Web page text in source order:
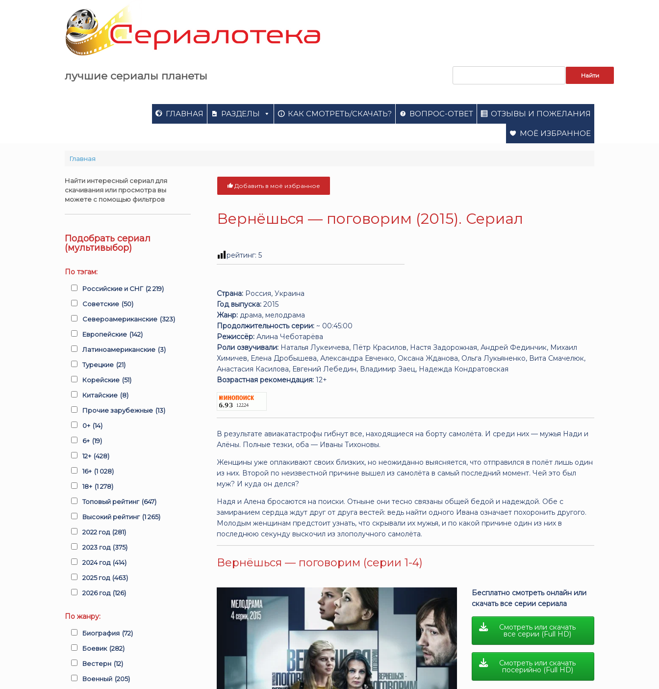
лучшие сериалы планеты
ГЛАВНАЯ РАЗДЕЛЫ КАК СМОТРЕТЬ/СКАЧАТЬ? ВОПРОС-ОТВЕТ ОТЗЫВЫ И ПОЖЕЛАНИЯ
МОЁ ИЗБРАННОЕ
Главная
Добавить в моё избранное
Вернёшься — поговорим (2015). Сериал
рейтинг:5
Страна: Россия, Украина
Год выпуска: 2015
Жанр: драма, мелодрама
Продолжительность серии: ~ 00:45:00
Режиссёр: Алина Чеботарёва
Роли озвучивали: Наталья Лукеичева, Пётр Красилов, Настя Задорожная, Андрей Фединчик, Михаил
Химичев, Елена Дробышева, Александра Евченко, Оксана Жданова, Ольга Лукьяненко, Вита Смачелюк,
Анастасия Касилова, Евгений Лебедин, Владимир Заец, Надежда Кондратовская
Возрастная рекомендация: 12+
В результате авиакатастрофы гибнут все, находящиеся на борту самолёта. И среди них — мужья Нади и
Алёны. Полные тезки, оба — Иваны Тихоновы.
Женщины уже оплакивают своих близких, но неожиданно выясняется, что отправился в полёт лишь один
из них. Второй по неизвестной причине вышел из самолёта в самый последний момент. Чей это был
муж? И куда он делся?
Надя и Алена бросаются на поиски. Отныне они тесно связаны общей бедой и надеждой. Обе с
замиранием сердца ждут друг от друга вестей: ведь найти одного Ивана означает похоронить другого.
Молодым женщинам предстоит узнать, что скрывали их мужья, и по какой причине один из них в
последнюю секунду выскочил из злополучного самолёта.
Вернёшься — поговорим (серии 1-4)
Бесплатно смотреть онлайн или
скачать все серии сериала
Смотреть или скачать
все серии (Full HD)
Смотреть или скачать
посерийно (Full HD)
Найти интересный сериал для
скачивания или просмотра вы
можете с помощью фильтров
Подобрать сериал
(мультивыбор)
По тэгам:
Российские и СНГ (2 219)
Советские (50)
Североамериканские (323)
Европейские (142)
Латиноамериканские (3)
Турецкие (21)
Корейские (51)
Китайские (8)
Прочие зарубежные (13)
0+ (14)
6+ (19)
12+ (428)
16+ (1 028)
18+ (1 278)
Топовый рейтинг (647)
Высокий рейтинг (1 265)
2022 год (281)
2023 год (375)
2024 год (414)
2025 год (463)
2026 год (126)
По жанру:
Биография (72)
Боевик (282)
Вестерн (12)
Военный (205)